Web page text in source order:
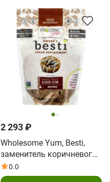
2 293 ₽
Wholesome Yum, Besti,
заменитель коричневого
сахара, смесь аллулозы
из плодов архата, 340 г
0.0